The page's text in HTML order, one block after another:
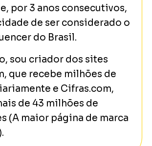
por 3 anos consecutivos,
de ser considerado o
do Brasil.
sou criador dos sites
que recebe milhões de
e Cifras.com,
de 43 milhões de
(A maior página de marca